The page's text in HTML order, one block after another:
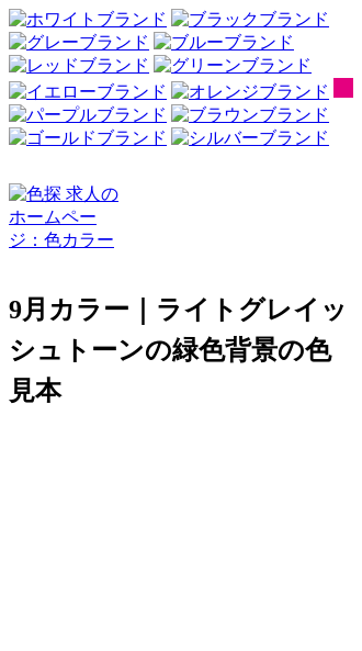
9月カラー｜ライトグレイッ
シュトーンの緑色背景の色
見本